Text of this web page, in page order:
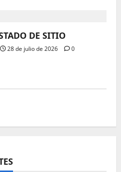
DE SITIO
28 de julio de 2026 0